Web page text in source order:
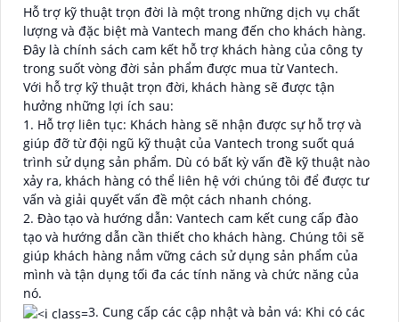
Hỗ trợ kỹ thuật trọn đời là một trong những dịch vụ chất
lượng và đặc biệt mà Vantech mang đến cho khách hàng.
Đây là chính sách cam kết hỗ trợ khách hàng của công ty
trong suốt vòng đời sản phẩm được mua từ Vantech.
Với hỗ trợ kỹ thuật trọn đời, khách hàng sẽ được tận
hưởng những lợi ích sau:
1. Hỗ trợ liên tục: Khách hàng sẽ nhận được sự hỗ trợ và
giúp đỡ từ đội ngũ kỹ thuật của Vantech trong suốt quá
trình sử dụng sản phẩm. Dù có bất kỳ vấn đề kỹ thuật nào
xảy ra, khách hàng có thể liên hệ với chúng tôi để được tư
vấn và giải quyết vấn đề một cách nhanh chóng.
2. Đào tạo và hướng dẫn: Vantech cam kết cung cấp đào
tạo và hướng dẫn cần thiết cho khách hàng. Chúng tôi sẽ
giúp khách hàng nắm vững cách sử dụng sản phẩm của
mình và tận dụng tối đa các tính năng và chức năng của
nó.
3. Cung cấp các cập nhật và bản vá: Khi có các